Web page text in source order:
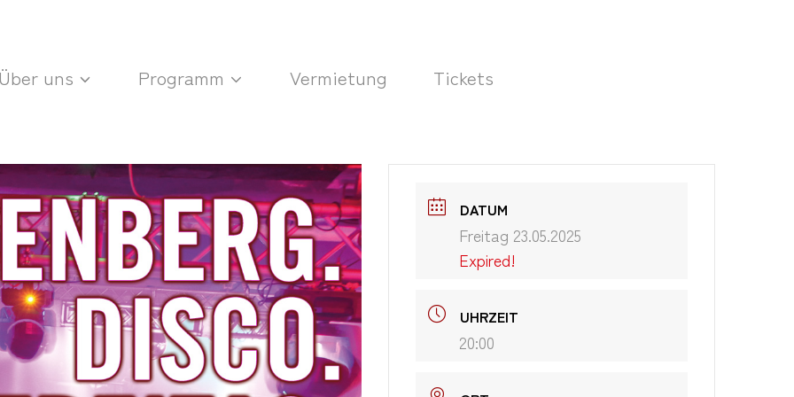
Über uns Programm Vermietung Tickets
DATUM
Freitag 23.05.2025
Expired!
UHRZEIT
20:00